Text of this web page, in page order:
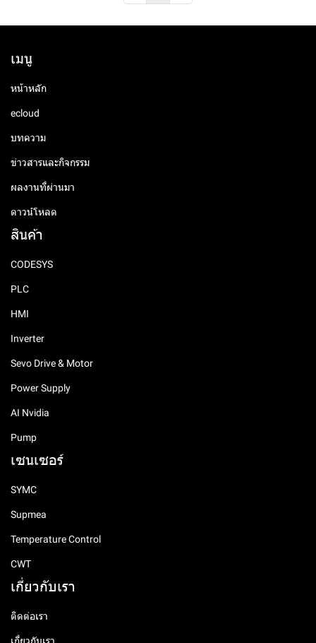
เมนู
หน้าหลัก
ecloud
บทความ
ข่าวสารและกิจกรรม
ผลงานที่ผ่านมา
ดาวน์โหลด
สินค้า
CODESYS
PLC
HMI
Inverter
Sevo Drive & Motor
Power Supply
AI Nvidia
Pump
เซนเซอร์
SYMC
Supmea
Temperature Control
CWT
เกี่ยวกับเรา
ติดต่อเรา